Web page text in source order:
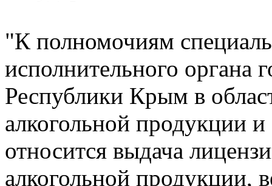
"К полномочиям
исполнительного органа
Республики Крым в
алкогольной продукции
относится выдача
алкогольной продукции,